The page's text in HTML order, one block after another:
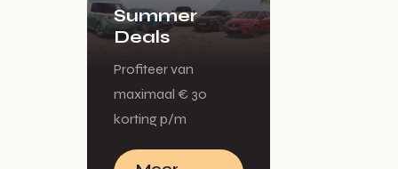
Summer
Deals
Profiteer van
maximaal € 30
korting p/m